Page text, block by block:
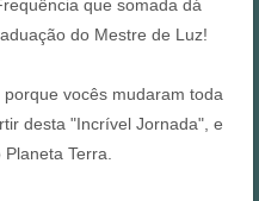
que somada dá
do Mestre de Luz!
vocês mudaram toda
desta "Incrível Jornada", e
Terra.